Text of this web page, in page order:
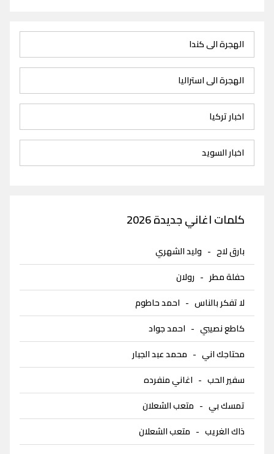
الهجرة الى كندا
الهجرة الى استراليا
اخبار تركيا
اخبار السويد
كلمات اغاني جديدة 2026
بارق لاح - وليد الشهري
حفلة مطر - رولان
لا تفكر بالناس - احمد حاطوم
كاطع نصيبي - احمد جواد
محتاجك اني - محمد عبد الجبار
سفير الحب - اغاني منفرده
تمسك بي - متعب الشعلان
ذاك الغريب - متعب الشعلان